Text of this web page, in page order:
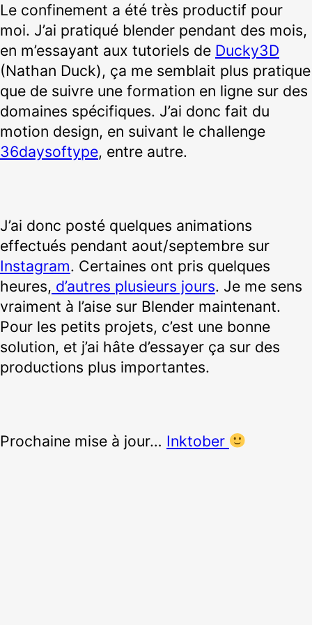
Le confinement a été très productif pour
moi. J’ai pratiqué blender pendant des mois,
en m’essayant aux tutoriels de Ducky3D
(Nathan Duck), ça me semblait plus pratique
que de suivre une formation en ligne sur des
domaines spécifiques. J’ai donc fait du
motion design, en suivant le challenge
36daysoftype, entre autre.
J’ai donc posté quelques animations
effectués pendant aout/septembre sur
Instagram. Certaines ont pris quelques
heures, d’autres plusieurs jours. Je me sens
vraiment à l’aise sur Blender maintenant.
Pour les petits projets, c’est une bonne
solution, et j’ai hâte d’essayer ça sur des
productions plus importantes.
Prochaine mise à jour… Inktober